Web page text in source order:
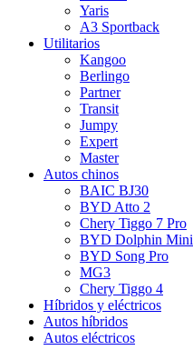
Yaris
A3 Sportback
Utilitarios
Kangoo
Berlingo
Partner
Transit
Jumpy
Expert
Master
Autos chinos
BAIC BJ30
BYD Atto 2
Chery Tiggo 7 Pro
BYD Dolphin Mini
BYD Song Pro
MG3
Chery Tiggo 4
Híbridos y eléctricos
Autos híbridos
Autos eléctricos